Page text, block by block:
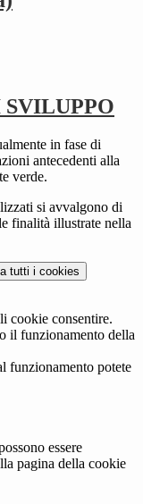
SVILUPPO
in fase di
antecedenti alla
verde.
si avvalgono di
finalità illustrate nella
tutti i cookies
cookie consentire.
il funzionamento della
funzionamento potete
essere
pagina della cookie